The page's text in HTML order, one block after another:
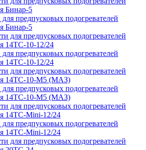
для предпусковых подогревателей
Бинар-5
для предпусковых подогревателей
14ТС-10-12/24
для предпусковых подогревателей
14ТС-10-М5 (МАЗ)
для предпусковых подогревателей
14ТС-Mini-12/24